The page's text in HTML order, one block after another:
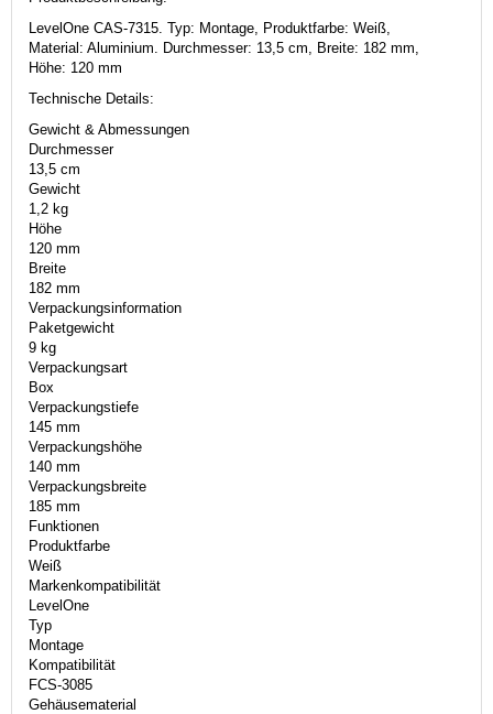
LevelOne CAS-7315. Typ: Montage, Produktfarbe: Weiß,
Material: Aluminium. Durchmesser: 13,5 cm, Breite: 182 mm,
Höhe: 120 mm
Technische Details:
Gewicht & Abmessungen
Durchmesser
13,5 cm
Gewicht
1,2 kg
Höhe
120 mm
Breite
182 mm
Verpackungsinformation
Paketgewicht
9 kg
Verpackungsart
Box
Verpackungstiefe
145 mm
Verpackungshöhe
140 mm
Verpackungsbreite
185 mm
Funktionen
Produktfarbe
Weiß
Markenkompatibilität
LevelOne
Typ
Montage
Kompatibilität
FCS-3085
Gehäusematerial